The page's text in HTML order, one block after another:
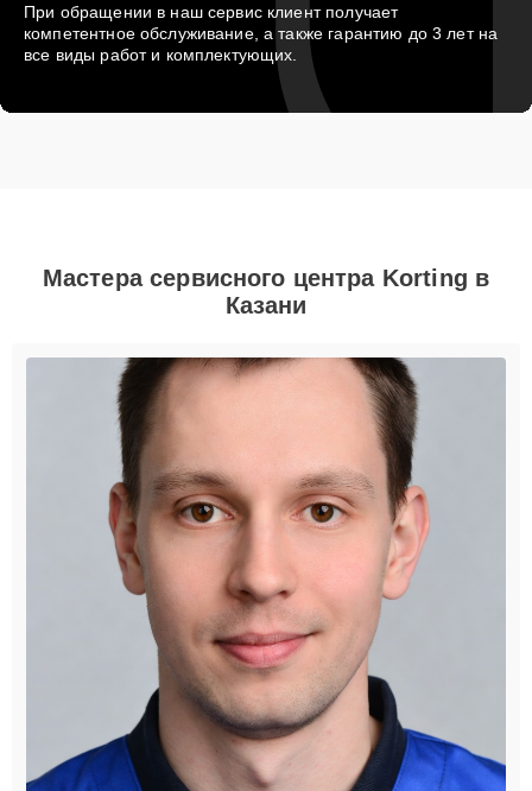
При обращении в наш сервис клиент получает
компетентное обслуживание, а также гарантию до 3 лет на
все виды работ и комплектующих.
Мастера сервисного центра Korting в
Казани